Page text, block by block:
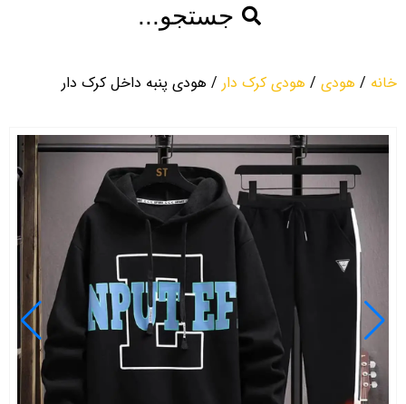
جستجو...
خانه / هودی / هودی کرک دار / هودی پنبه داخل کرک دار